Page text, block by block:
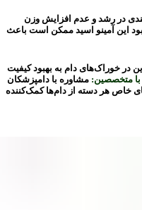
در رشد و عدم افزایش وزن
این آمینو اسید ممکن است باعث
در خوراک‌های دام به بهبود کیفیت
متخصصین: مشاوره با دامپزشکان
خاص هر دسته از دام‌ها کمک‌کننده